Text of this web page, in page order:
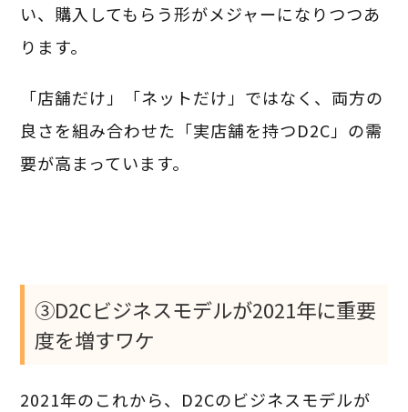
い、購入してもらう形がメジャーになりつつあ
ります。
「店舗だけ」「ネットだけ」ではなく、両方の
良さを組み合わせた「実店舗を持つD2C」の需
要が高まっています。
③D2Cビジネスモデルが2021年に重要
度を増すワケ
2021年のこれから、D2Cのビジネスモデルが